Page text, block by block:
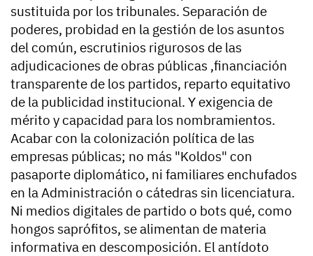
sustituida por los tribunales. Separación de
poderes, probidad en la gestión de los asuntos
del común, escrutinios rigurosos de las
adjudicaciones de obras públicas ,financiación
transparente de los partidos, reparto equitativo
de la publicidad institucional. Y exigencia de
mérito y capacidad para los nombramientos.
Acabar con la colonización política de las
empresas públicas; no más "Koldos" con
pasaporte diplomático, ni familiares enchufados
en la Administración o cátedras sin licenciatura.
Ni medios digitales de partido o bots qué, como
hongos saprófitos, se alimentan de materia
informativa en descomposición. El antídoto